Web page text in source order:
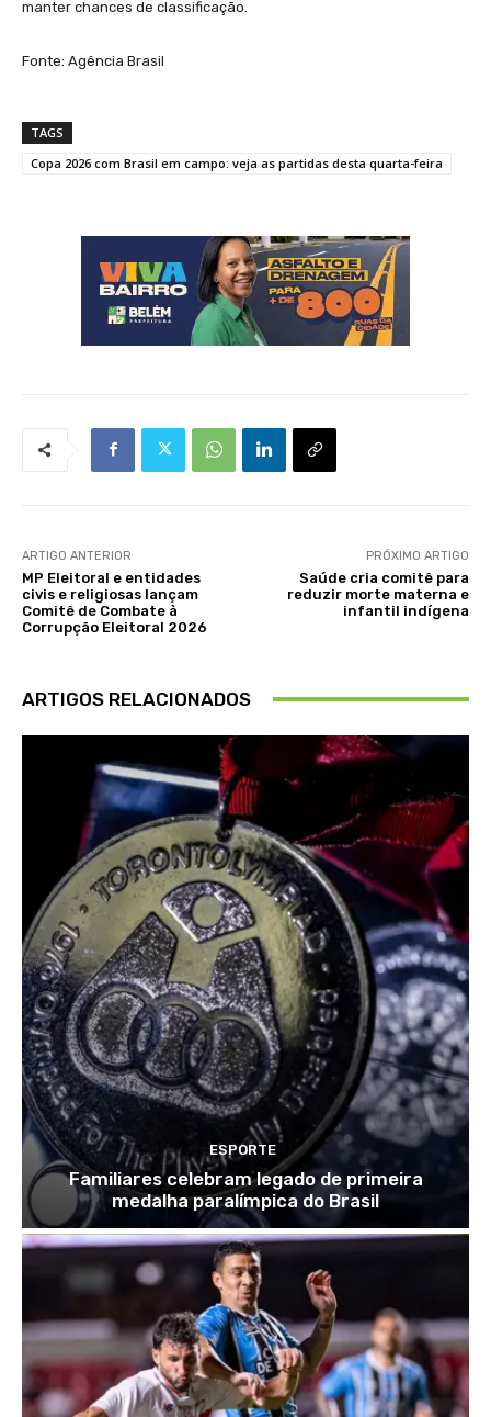
manter chances de classificação.
Fonte: Agência Brasil
TAGS
Copa 2026 com Brasil em campo: veja as partidas desta quarta-feira
ARTIGO ANTERIOR
MP Eleitoral e entidades
civis e religiosas lançam
Comitê de Combate à
Corrupção Eleitoral 2026
PRÓXIMO ARTIGO
Saúde cria comitê para
reduzir morte materna e
infantil indígena
ARTIGOS RELACIONADOS
ESPORTE
Familiares celebram legado de primeira
medalha paralímpica do Brasil